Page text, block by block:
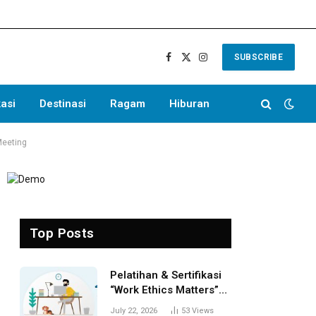
Facebook
X
Instagram
SUBSCRIBE
Destinasi Ragam Hiburan
Top Posts
Pelatihan & Sertifikasi
“Work Ethics Matters”
(CWEM) Batch 1 Resmi
July 22, 2026 53 Views